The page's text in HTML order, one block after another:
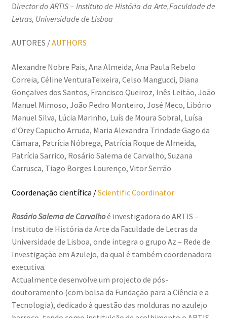
Director do ARTIS – Instituto de História da Arte,Faculdade de
Letras, Universidade de Lisboa
AUTORES /AUTHORS
Alexandre Nobre Pais, Ana Almeida, Ana Paula Rebelo
Correia, Céline VenturaTeixeira, Celso Mangucci, Diana
Gonçalves dos Santos, Francisco Queiroz, Inês Leitão, João
Manuel Mimoso, João Pedro Monteiro, José Meco, Libório
Manuel Silva, Lúcia Marinho, Luís de Moura Sobral, Luísa
d’Orey Capucho Arruda, Maria Alexandra Trindade Gago da
Câmara, Patrícia Nóbrega, Patrícia Roque de Almeida,
Patrícia Sarrico, Rosário Salema de Carvalho, Suzana
Carrusca, Tiago Borges Lourenço, Vitor Serrão
Coordenação científica /Scientific Coordinator:
Rosário Salema de Carvalhoé investigadora do ARTIS –
Instituto de História da Arte da Faculdade de Letras da
Universidade de Lisboa, onde integra o grupo Az – Rede de
Investigação em Azulejo, da qual é também coordenadora
executiva.
Actualmente desenvolve um projecto de pós-
doutoramento (com bolsa da Fundação para a Ciência e a
Tecnologia), dedicado à questão das molduras no azulejo